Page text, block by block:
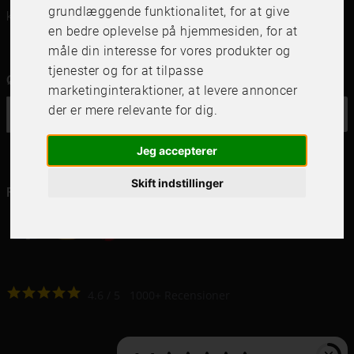
grundlæggende funktionalitet,for at give
en bedre oplevelse på hjemmesiden, for at
måle din interesse for vores produkter og
tjenester og for at tilpasse
marketinginteraktioner,at levere annoncer
der er mere relevante for dig.
Jeg accepterer
Skift indstillinger
kundservice@frameit.se
Ønsker du vores nyhedsbrev?
Følg os i dine kanaler